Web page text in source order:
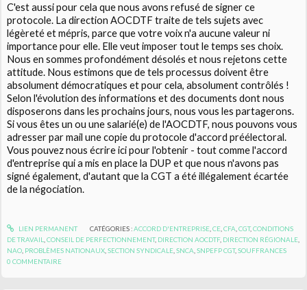
C'est aussi pour cela que nous avons refusé de signer ce
protocole. La direction AOCDTF traite de tels sujets avec
légèreté et mépris, parce que votre voix n'a aucune valeur ni
importance pour elle. Elle veut imposer tout le temps ses choix.
Nous en sommes profondément désolés et nous rejetons cette
attitude. Nous estimons que de tels processus doivent être
absolument démocratiques et pour cela, absolument contrôlés !
Selon l'évolution des informations et des documents dont nous
disposerons dans les prochains jours, nous vous les partagerons.
Si vous êtes un ou une salarié(e) de l'AOCDTF, nous pouvons vous
adresser par mail une copie du protocole d'accord préélectoral.
Vous pouvez nous écrire ici pour l'obtenir - tout comme l'accord
d'entreprise qui a mis en place la DUP et que nous n'avons pas
signé également, d'autant que la CGT a été illégalement écartée
de la négociation.
LIEN PERMANENT CATÉGORIES :ACCORD D'ENTREPRISE, CE, CFA CGT,CONDITIONS
DE TRAVAIL ,CONSEIL DE PERFECTIONNEMENT, DIRECTION AOCDTF, DIRECTION RÉGIONALE
NAO PROBLÈMES NATIONAUX ,SECTION SYNDICALE ,SNCA ,SNPEFP CGT,SOUFFRANCES
0 COMMENTAIRE